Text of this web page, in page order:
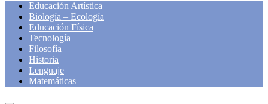
Educación Artística
Biología – Ecología
Educación Física
Tecnología
Filosofía
Historia
Lenguaje
Matemáticas